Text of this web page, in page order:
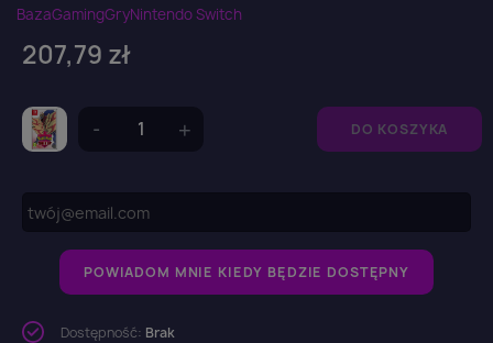
BazaGamingGryNintendo Switch
207,79 zł
DO KOSZYKA
POWIADOM MNIE KIEDY BĘDZIE DOSTĘPNY
Dostępność: Brak